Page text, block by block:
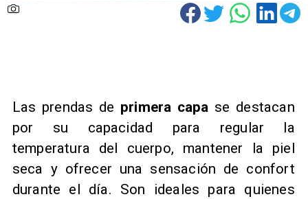
Las prendas de primera capa se destacan
por su capacidad para regular la
temperatura del cuerpo, mantener la piel
seca y ofrecer una sensación de confort
durante el día. Son ideales para quienes